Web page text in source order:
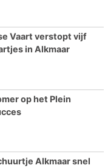
Vaart verstopt vijf
in Alkmaar
op het Plein
Alkmaar snel